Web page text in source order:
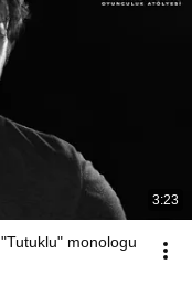
3:23
Öğrencimiz Ozan Kaya Oktu'nun "Tutuklu" monologu